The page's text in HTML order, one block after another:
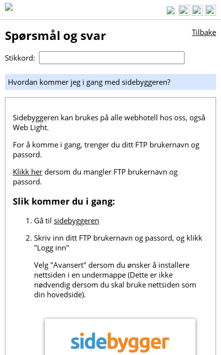
Spørsmål og svar Tilbake
Stikkord:
Hvordan kommer jeg i gang med sidebyggeren?
Sidebyggeren kan brukes på alle webhotell hos oss, også
Web Light.
For å komme i gang, trenger du ditt FTP brukernavn og
passord.
Klikk her dersom du mangler FTP brukernavn og
passord.
Slik kommer du i gang:
Gå til sidebyggeren
Skriv inn ditt FTP brukernavn og passord, og klikk
"Logg inn"
Velg "Avansert" dersom du ønsker å installere
nettsiden i en undermappe (Dette er ikke
nødvendig dersom du skal bruke nettsiden som
din hovedside).